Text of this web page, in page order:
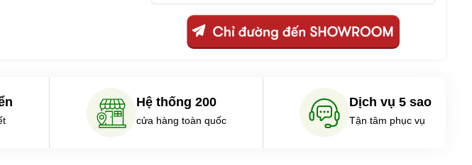
Hệ thống 200
cửa hàng toàn quốc
Dịch vụ 5 sao
Tận tâm phục vụ